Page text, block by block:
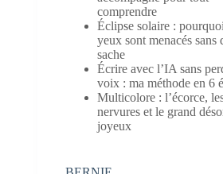
comprendre
Éclipse solaire :
yeux sont menacés sans
sache
Écrire avec l’IA sans
voix : ma méthode en 6
Multicolore : l’écorce,
nervures et le grand
joyeux